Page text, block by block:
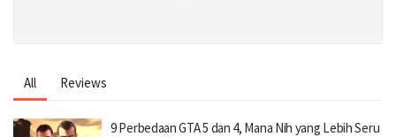
All Reviews
9 Perbedaan GTA 5 dan 4, Mana Nih yang Lebih Seru